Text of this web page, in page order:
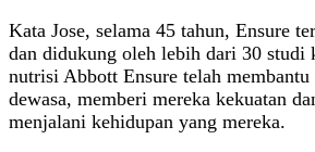
Kata Jose, selama 45 tahun, Ensure
dan didukung oleh lebih dari 30 studi
nutrisi Abbott Ensure telah membantu
dewasa, memberi mereka kekuatan
menjalani kehidupan yang mereka.